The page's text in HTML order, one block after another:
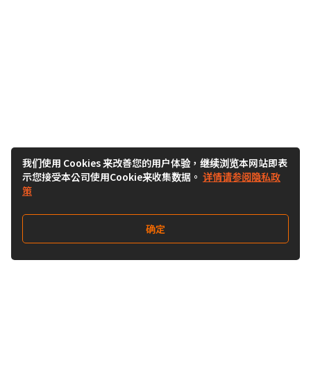
我们使用 Cookies 来改善您的用户体验，继续浏览本网站即表
示您接受本公司使用Cookie来收集数据。 详情请参阅隐私政
策
确定